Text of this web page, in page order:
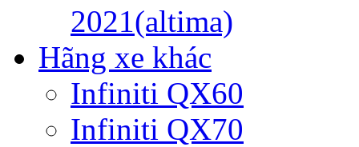
Hãng xe khác
Infiniti QX60
Infiniti QX70